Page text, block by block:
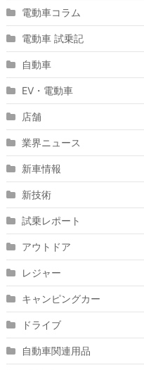
電動車コラム
電動車 試乗記
自動車
EV・電動車
店舗
業界ニュース
新車情報
新技術
試乗レポート
アウトドア
レジャー
キャンピングカー
ドライブ
自動車関連用品